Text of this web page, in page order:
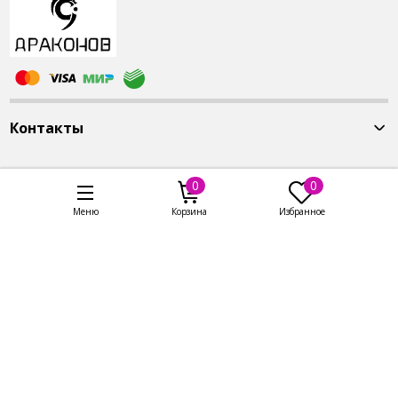
бархатный мешочек с логотипом DZI4U.
Минералы имеют свою текстуру, цвет,
рисунок. Поэтому браслет может отличаться
от представленного на фотографии.
Контакты
Меню
0
Корзина
0
Избранное